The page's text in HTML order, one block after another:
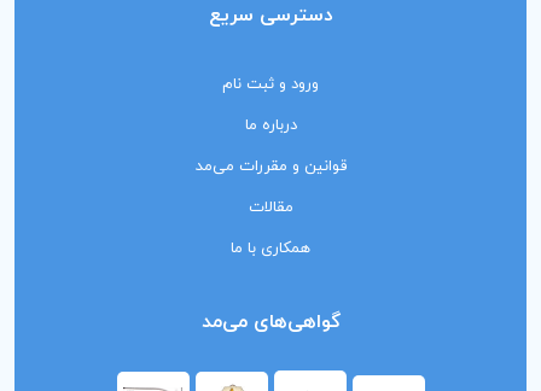
دسترسی سریع
ورود و ثبت نام
درباره ما
قوانین و مقررات می‌مد
مقالات
همکاری با ما
گواهی‌های می‌مد